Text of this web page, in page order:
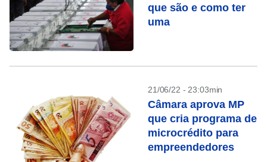
que são e como ter
uma
21/06/22 - 23:03min
Câmara aprova MP
que cria programa de
microcrédito para
empreendedores